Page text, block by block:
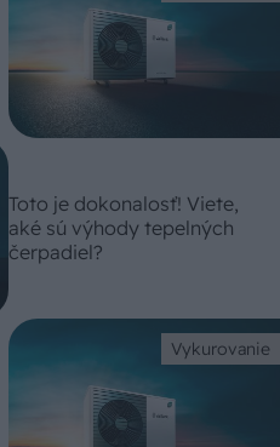
Toto je dokonalosť! Viete,
aké sú výhody tepelných
čerpadiel?
Vykurovanie